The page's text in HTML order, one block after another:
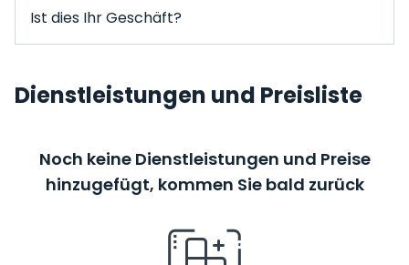
Ist dies Ihr Geschäft?
Dienstleistungen und Preisliste
Noch keine Dienstleistungen und Preise
hinzugefügt, kommen Sie bald zurück